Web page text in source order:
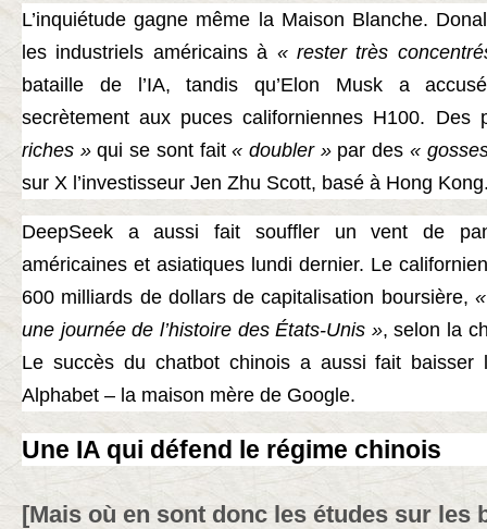
L’inquiétude gagne même la Maison Blanche.
les industriels américains à « rester très
bataille de l’IA, tandis qu’Elon Musk a accusé
secrètement aux puces californiennes H100. Des
riches » qui se sont fait « doubler » par des «
sur X l’investisseur Jen Zhu Scott, basé à Hong
DeepSeek a aussi fait souffler un vent de
américaines et asiatiques lundi dernier. Le
600 milliards de dollars de capitalisation boursière,
une journée de l’histoire des États-Unis », selon la
Le succès du chatbot chinois a aussi fait baisser
Alphabet – la maison mère de Google.
Une IA qui défend le régime chinois
[Mais où en sont donc les études sur les